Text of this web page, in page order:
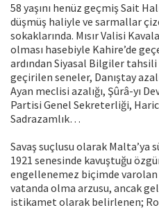
58 yaşını henüz geçmiş Sait
düşmüş haliyle ve sarmallar
sokaklarında. Mısır Valisi
olması hasebiyle Kahire’de
ardından Siyasal Bilgiler
geçirilen seneler, Danıştay
Ayan meclisi azalığı, Şûrâ-yı
Partisi Genel Sekreterliği,
Sadrazamlık…
Savaş suçlusu olarak Malta’ya
1921 senesinde kavuştuğu
engellenemez biçimde
vatanda olma arzusu, ancak
istikamet olarak belirlenen;